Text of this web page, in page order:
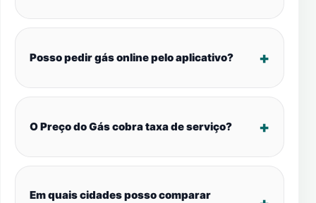
Posso pedir gás online pelo aplicativo?
O Preço do Gás cobra taxa de serviço?
Em quais cidades posso comparar